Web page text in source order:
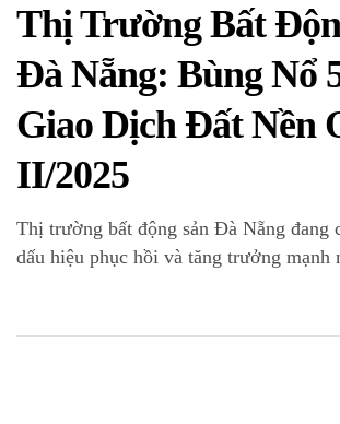
Thị Trường Bất
Đà Nẵng: Bùng Nổ
Giao Dịch Đất Nền
II/2025
Thị trường bất động sản Đà Nẵng đang
dấu hiệu phục hồi và tăng trưởng mạnh
giao dịch phân khúc đất nền tăng đến